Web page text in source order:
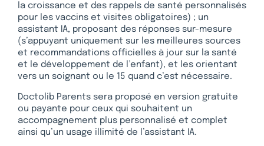
la croissance et des rappels de santé personnalisés
pour les vaccins et visites obligatoires) ; un
assistant IA, proposant des réponses sur-mesure
(s’appuyant uniquement sur les meilleures sources
et recommandations officielles à jour sur la santé
et le développement de l’enfant), et les orientant
vers un soignant ou le 15 quand c’est nécessaire.
Doctolib Parents sera proposé en version gratuite
ou payante pour ceux qui souhaitent un
accompagnement plus personnalisé et complet
ainsi qu’un usage illimité de l’assistant IA.